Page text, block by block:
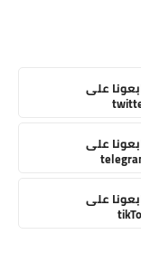
على
على
على